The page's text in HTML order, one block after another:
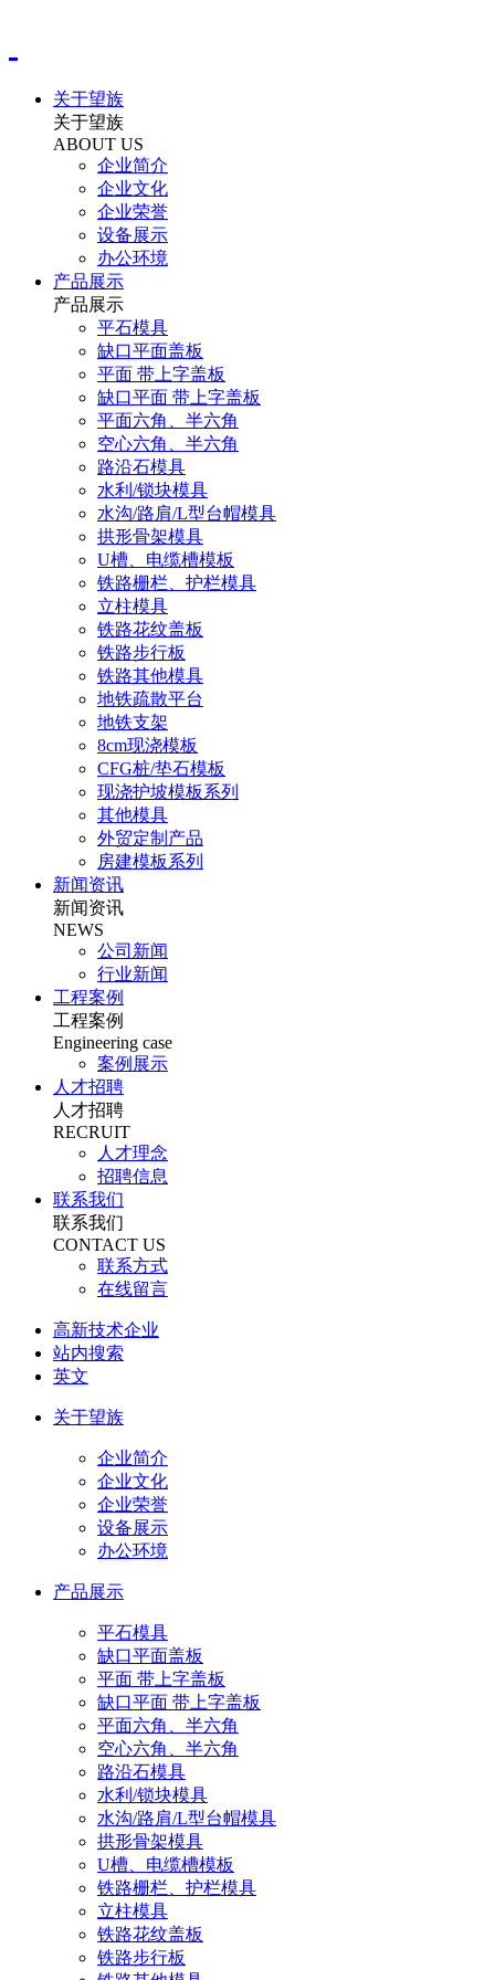
关于望族
关于望族
ABOUT US
企业简介
企业文化
企业荣誉
设备展示
办公环境
产品展示
产品展示
平石模具
缺口平面盖板
平面 带上字盖板
缺口平面 带上字盖板
平面六角、半六角
空心六角、半六角
路沿石模具
水利/锁块模具
水沟/路肩/L型台帽模具
拱形骨架模具
U槽、电缆槽模板
铁路栅栏、护栏模具
立柱模具
铁路花纹盖板
铁路步行板
铁路其他模具
地铁疏散平台
地铁支架
8cm现浇模板
CFG桩/垫石模板
现浇护坡模板系列
其他模具
外贸定制产品
房建模板系列
新闻资讯
新闻资讯
NEWS
公司新闻
行业新闻
工程案例
工程案例
Engineering case
案例展示
人才招聘
人才招聘
RECRUIT
人才理念
招聘信息
联系我们
联系我们
CONTACT US
联系方式
在线留言
高新技术企业
站内搜索
英文
关于望族
企业简介
企业文化
企业荣誉
设备展示
办公环境
产品展示
平石模具
缺口平面盖板
平面 带上字盖板
缺口平面 带上字盖板
平面六角、半六角
空心六角、半六角
路沿石模具
水利/锁块模具
水沟/路肩/L型台帽模具
拱形骨架模具
U槽、电缆槽模板
铁路栅栏、护栏模具
立柱模具
铁路花纹盖板
铁路步行板